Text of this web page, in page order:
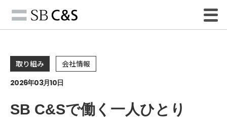
取り組み
会社情報
2026年03月10日
SB C&Sで働く一人ひとり